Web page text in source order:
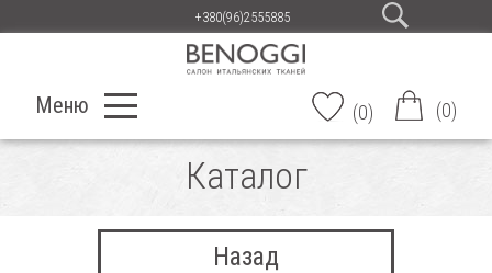
+380(96)2555885
Меню (0) (0)
Каталог
Назад